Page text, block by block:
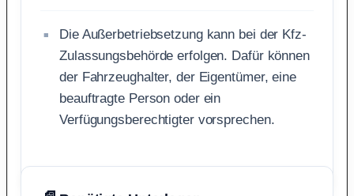
Die Außerbetriebsetzung kann bei der Kfz-
Zulassungsbehörde erfolgen. Dafür können
der Fahrzeughalter, der Eigentümer, eine
beauftragte Person oder ein
Verfügungsberechtigter vorsprechen.